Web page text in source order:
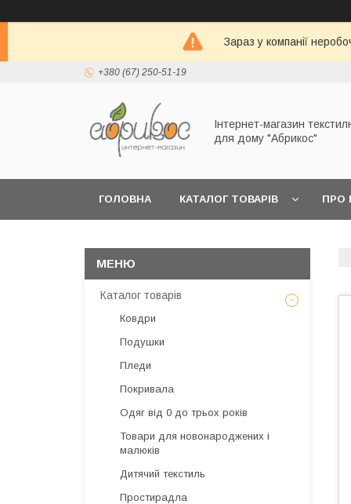
Зараз у компанії
+380 (67) 250-51-19
Інтернет-магазин
для дому "Абрикос"
ГОЛОВНА КАТАЛОГ ТОВАРІВ ПРО
Каталог товарів
Ковдри
Подушки
Пледи
Покривала
Одяг від 0 до трьох років
Товари для новонароджених і
малюків
Дитячий текстиль
Простирадла